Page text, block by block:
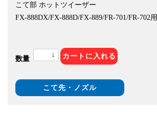
こて部 ホットツイーザー
FX-888DX/FX-888D/FX-889/FR-701/FR-702用
数量 カートに入れる
こて先・ノズル